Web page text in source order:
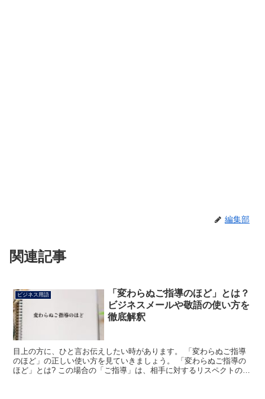
編集部
関連記事
ビジネス用語
「変わらぬご指導のほど」とは？
ビジネスメールや敬語の使い方を
徹底解釈
目上の方に、ひと言お伝えしたい時があります。 「変わらぬご指導
のほど」の正しい使い方を見ていきましょう。 「変わらぬご指導の
ほど」とは? この場合の「ご指導」は、相手に対するリスペクトの気